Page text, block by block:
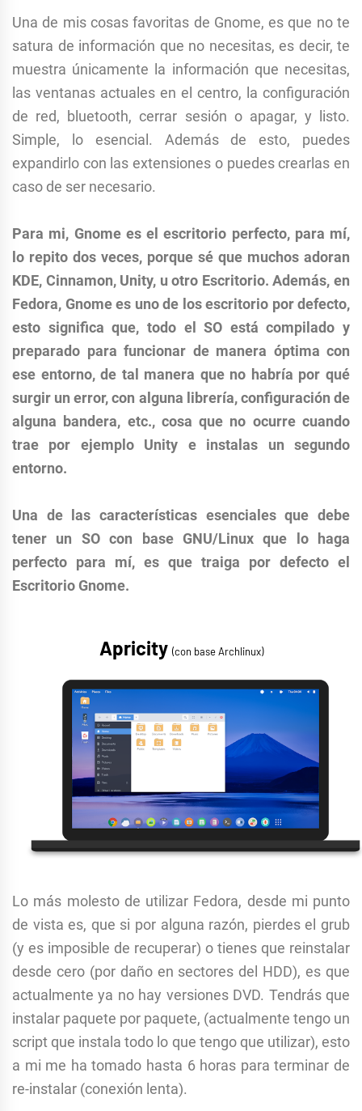
Una de mis cosas favoritas de Gnome, es que no te
satura de información que no necesitas, es decir, te
muestra únicamente la información que necesitas,
las ventanas actuales en el centro, la configuración
de red, bluetooth, cerrar sesión o apagar, y listo.
Simple, lo esencial. Además de esto, puedes
expandirlo con las extensiones o puedes crearlas en
caso de ser necesario.
Para mi, Gnome es el escritorio perfecto, para mí,
lo repito dos veces, porque sé que muchos adoran
KDE, Cinnamon, Unity, u otro Escritorio.Además, en
Fedora, Gnome es uno de los escritorio por defecto,
esto significa que, todo el SO está compilado y
preparado para funcionar de manera óptima con
ese entorno, de tal manera que no habría por qué
surgir un error, con alguna librería, configuración de
alguna bandera, etc., cosa que no ocurre cuando
trae por ejemplo Unity e instalas un segundo
entorno.
Una de las características esenciales que debe
tener un SO con base GNU/Linux que lo haga
perfecto para mí, es que traiga por defecto el
Escritorio Gnome.
Apricity (con base Archlinux)
Lo más molesto de utilizar Fedora, desde mi punto
de vista es, que si por alguna razón, pierdes el grub
(y es imposible de recuperar) o tienes que reinstalar
desde cero (por daño en sectores del HDD), es que
actualmente ya no hay versiones DVD. Tendrás que
instalar paquete por paquete, (actualmente tengo un
script que instala todo lo que tengo que utilizar), esto
a mi me ha tomado hasta 6 horas para terminar de
re-instalar (conexión lenta).